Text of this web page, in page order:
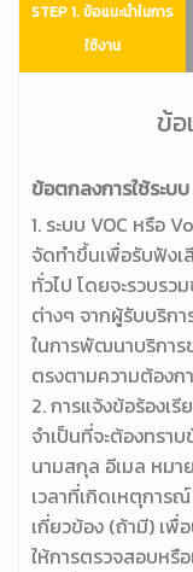
STEP 1. ข้อแนะนำในการ
ใช้งาน
ข้อ
ข้อตกลงการใช้ระบบ
1. ระบบ VOC หรือ
จัดทำขึ้นเพื่อรับฟัง
ทั่วไป โดยจะรวบรว
ต่างๆ จากผู้รับบริก
ในการพัฒนาบริกา
ตรงตามความต้องก
2. การแจ้งข้อร้องเ
จำเป็นที่จะต้องทร
นามสกุล อีเมล หม
เวลาที่เกิดเหตุการ
เกี่ยวข้อง (ถ้ามี) เพื่
ให้การตรวจสอบหรื